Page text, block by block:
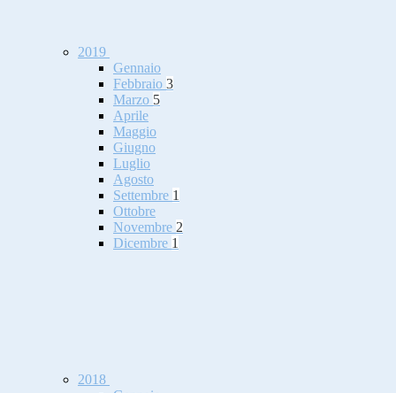
2019
Gennaio
Febbraio 3
Marzo 5
Aprile
Maggio
Giugno
Luglio
Agosto
Settembre 1
Ottobre
Novembre 2
Dicembre 1
2018